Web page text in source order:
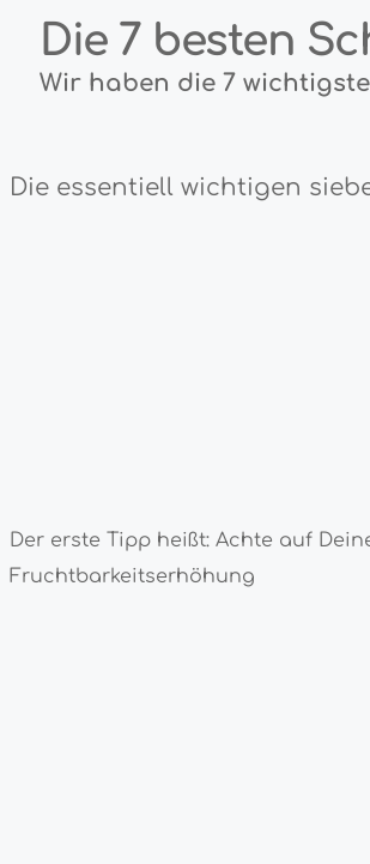
Die 7 besten
Wir haben die 7
Die essentiell wichtigen
Der erste Tipp heißt: Achte auf
Fruchtbarkeitserhöhung